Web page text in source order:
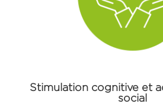
Stimulation cognitive et
social